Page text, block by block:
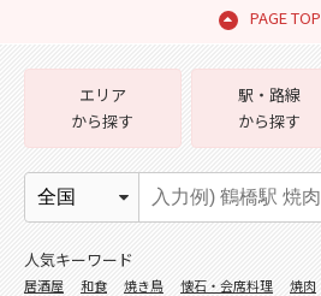
PAGE TOP
エリア
から探す
駅・路線
から探す
人気キーワード
居酒屋 和食 焼き鳥 懐石・会席料理 焼肉